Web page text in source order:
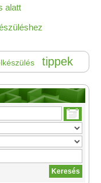
alatt
tippek